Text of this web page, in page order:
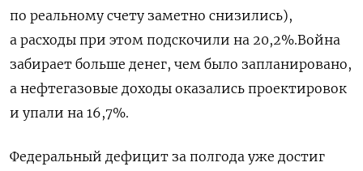
по реальному счету заметно снизились),
а расходы при этом подскочили на 20,2%.Война
забирает больше денег, чем было запланировано,
а нефтегазовые доходы оказались проектировок
и упали на 16,7%.
Федеральный дефицит за полгода уже достиг